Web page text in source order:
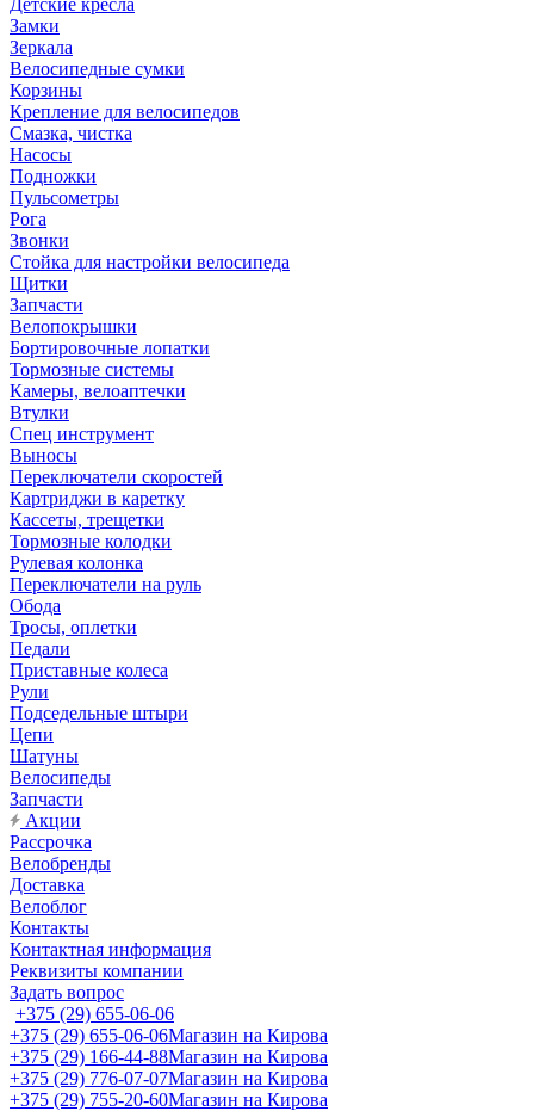
Детские кресла
Замки
Зеркала
Велосипедные сумки
Корзины
Крепление для велосипедов
Смазка, чистка
Насосы
Подножки
Пульсометры
Рога
Звонки
Стойка для настройки велосипеда
Щитки
Запчасти
Велопокрышки
Бортировочные лопатки
Тормозные системы
Камеры, велоаптечки
Втулки
Спец инструмент
Выносы
Переключатели скоростей
Картриджи в каретку
Кассеты, трещетки
Тормозные колодки
Рулевая колонка
Переключатели на руль
Обода
Тросы, оплетки
Педали
Приставные колеса
Рули
Подседельные штыри
Цепи
Шатуны
Велосипеды
Запчасти
Акции
Рассрочка
Велобренды
Доставка
Велоблог
Контакты
Контактная информация
Реквизиты компании
Задать вопрос
+375 (29) 655-06-06
+375 (29) 655-06-06Магазин на Кирова
+375 (29) 166-44-88Магазин на Кирова
+375 (29) 776-07-07Магазин на Кирова
+375 (29) 755-20-60Магазин на Кирова